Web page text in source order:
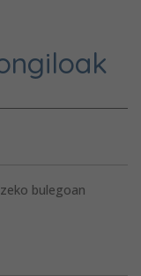
bulegoan